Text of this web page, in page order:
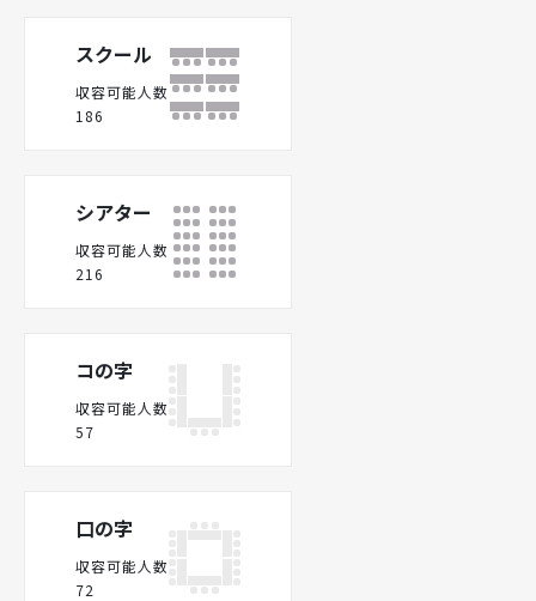
スクール
収容可能人数
186
シアター
収容可能人数
216
コの字
収容可能人数
57
口の字
収容可能人数
72